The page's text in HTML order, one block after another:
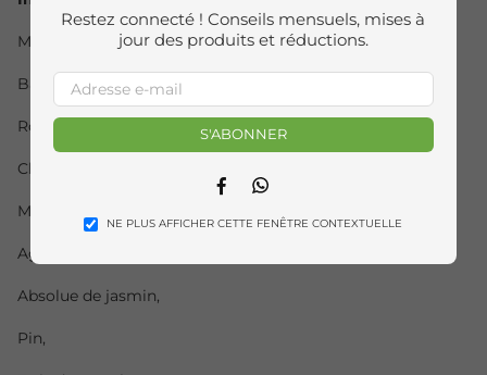
Restez connecté ! Conseils mensuels, mises à
jour des produits et réductions.
S'ABONNER
FacebookWhatsapp
NE PLUS AFFICHER CETTE FENÊTRE CONTEXTUELLE
Myrrhe,
Basilic,
Romarin,
Clou de girofle,
Myrte,
Agrumes,
Absolue de jasmin,
Pin,